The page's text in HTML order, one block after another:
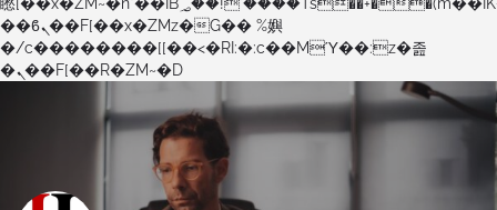
��ϐܢ��F[��x�ZMz�G�� %嬩
�/c��������[[��<�RI:�:c��MΎ��:z�졾
�ܢ��F[��R�ZM~�D